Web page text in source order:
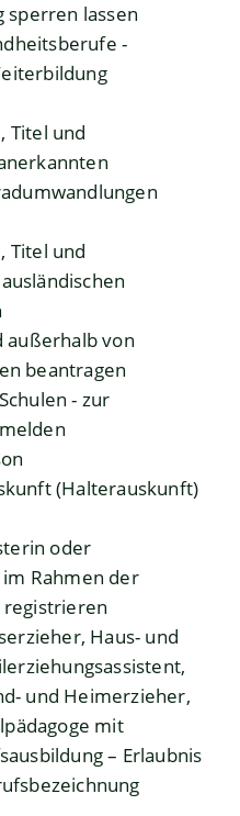
sperren lassen
-
Titel und
Titel und
außerhalb von
beantragen
- zur
(Halterauskunft)
oder
Rahmen der
registrieren
Haus- und
und Heimerzieher,
mit
– Erlaubnis